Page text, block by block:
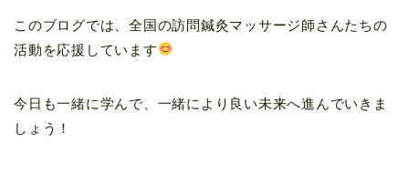
このブログでは、全国の訪問鍼灸マッサージ師さんたちの
活動を応援しています
今日も一緒に学んで、一緒により良い未来へ進んでいきま
しょう！